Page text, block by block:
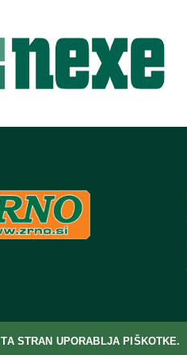
TA STRAN UPORABLJA PIŠKOTKE.